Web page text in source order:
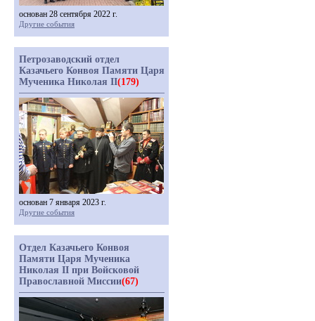
основан 28 сентября 2022 г.
Другие события
Петрозаводский отдел
Казачьего Конвоя Памяти Царя
Мученика Николая II(179)
основан 7 января 2023 г.
Другие события
Отдел Казачьего Конвоя
Памяти Царя Мученика
Николая II при Войсковой
Православной Миссии(67)